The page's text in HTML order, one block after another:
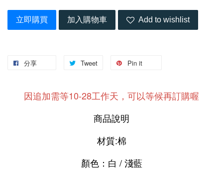
立即購買 加入購物車 Add to wishlist
分享 Tweet Pin it
因追加需等10-28工作天，可以等候再訂購喔
商品說明
材質:棉
顏色：白 / 淺藍